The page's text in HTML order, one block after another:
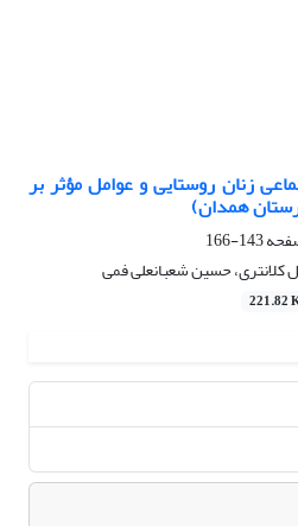
زنان روستایی و عوامل مؤثر بر
همدان)
143-166
حسین شعبانعلی فمی
221.82